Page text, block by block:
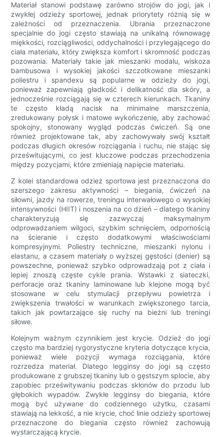
Materiał stanowi podstawę zarówno strojów do jogi, jak i
zwykłej odzieży sportowej, jednak priorytety różnią się w
zależności od przeznaczenia. Ubrania przeznaczone
specjalnie do jogi często stawiają na unikalną równowagę
miękkości, rozciągliwości, oddychalności i przylegającego do
ciała materiału, który zwiększa komfort i skromność podczas
pozowania. Materiały takie jak mieszanki modalu, wiskoza
bambusowa i wysokiej jakości szczotkowane mieszanki
poliestru i spandexu są popularne w odzieży do jogi,
ponieważ zapewniają gładkość i delikatność dla skóry, a
jednocześnie rozciągają się w czterech kierunkach. Tkaniny
te często kładą nacisk na minimalne marszczenia,
zredukowany połysk i matowe wykończenie, aby zachować
spokojny, stonowany wygląd podczas ćwiczeń. Są one
również projektowane tak, aby zachowywały swój kształt
podczas długich okresów rozciągania i ruchu, nie stając się
prześwitującymi, co jest kluczowe podczas przechodzenia
między pozycjami, które zmieniają napięcie materiału.
Z kolei standardowa odzież sportowa jest przeznaczona do
szerszego zakresu aktywności – biegania, ćwiczeń na
siłowni, jazdy na rowerze, treningu interwałowego o wysokiej
intensywności (HIIT) i noszenia na co dzień – dlatego tkaniny
charakteryzują się zazwyczaj maksymalnym
odprowadzaniem wilgoci, szybkim schnięciem, odpornością
na ścieranie i często dodatkowymi właściwościami
kompresyjnymi. Poliestry techniczne, mieszanki nylonu i
elastanu, a czasem materiały o wyższej gęstości (denier) są
powszechne, ponieważ szybko odprowadzają pot z ciała i
lepiej znoszą częste cykle prania. Wstawki z siateczki,
perforacje oraz tkaniny laminowane lub klejone mogą być
stosowane w celu stymulacji przepływu powietrza i
zwiększenia trwałości w warunkach zwiększonego tarcia,
takich jak powtarzające się ruchy na bieżni lub treningi
siłowe.
Kolejnym ważnym czynnikiem jest krycie. Odzież do jogi
często ma bardziej rygorystyczne kryteria dotyczące krycia,
ponieważ wiele pozycji wymaga rozciągania, które
rozrzedza materiał. Dlatego legginsy do jogi są często
produkowane z grubszej tkaniny lub o gęstszym splocie, aby
zapobiec prześwitywaniu podczas skłonów do przodu lub
głębokich wypadów. Zwykłe legginsy do biegania, które
mogą być używane do codziennego użytku, czasami
stawiają na lekkość, a nie krycie, choć linie odzieży sportowej
przeznaczone do biegania często również zachowują
wystarczającą krycie.